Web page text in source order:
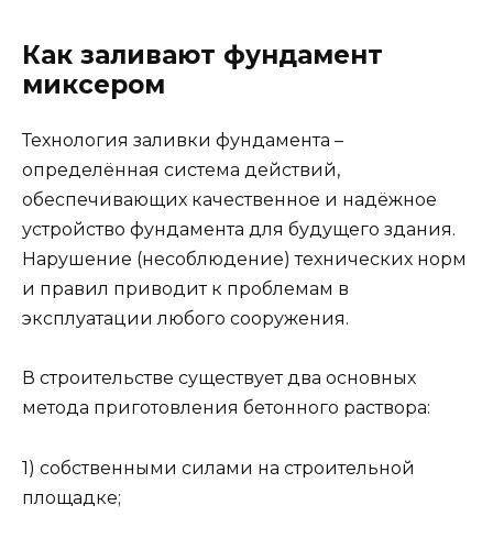
Как заливают фундамент
миксером
Технология заливки фундамента –
определённая система действий,
обеспечивающих качественное и надёжное
устройство фундамента для будущего здания.
Нарушение (несоблюдение) технических норм
и правил приводит к проблемам в
эксплуатации любого сооружения.
В строительстве существует два основных
метода приготовления бетонного раствора:
1) собственными силами на строительной
площадке;